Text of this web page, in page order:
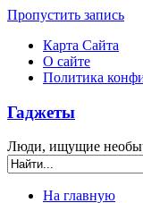
Пропустить запись
Карта Сайта
О сайте
Политика
Гаджеты
Люди, ищущие
На главную